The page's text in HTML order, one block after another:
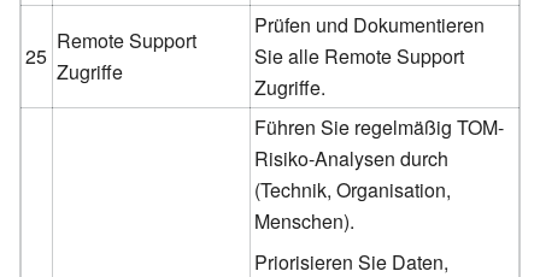
25
Remote Support
Zugriffe
Prüfen und Dokumentieren
Sie alle Remote Support
Zugriffe.
Führen Sie regelmäßig TOM-
Risiko-Analysen durch
(Technik, Organisation,
Menschen).
Priorisieren Sie Daten,